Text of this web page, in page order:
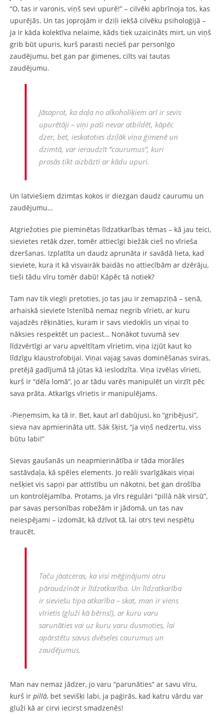
“O, tas ir varonis, viņš sevi upurē!” – cilvēki apbrīnoja tos, kas
upurējās. Un tas joprojām ir dziļi iekšā cilvēku psiholoģijā –
ja ir kāda kolektīva nelaime, kāds tiek uzaicināts mirt, un viņš
grib būt upuris, kurš parasti necieš par personīgo
zaudējumu, bet gan par ģimenes, cilts vai tautas
zaudējumu.
Jāsaprot, ka daļa no alkoholiķiem arī ir sevis
upurētāji – viņi paši nevar atbildēt, kāpēc
dzer, bet, ieskatoties dziļāk viņa ģimenē un
dzimtā, var ieraudzīt “caurumus”, kuri
prasās tiktaizbāzti ar kādu upuri.
Un latviešiem dzimtas kokos ir diezgan daudz caurumu un
zaudējumu…
Atgriežoties pie pieminētas līdzatkarības tēmas – kā jau teici,
sievietes retāk dzer, tomēr attiecīgi biežāk cieš no vīrieša
dzeršanas. Izplatīta un daudz aprunāta ir savādā lieta, kad
sieviete, kura it kā visvairāk baidās no attiecībām ar dzērāju,
tieši tādu vīru tomēr dabū! Kāpēc tā notiek?
Tam nav tik viegli pretoties, jo tas jau ir zemapziņā – senā,
arhaiskā sieviete īstenībā nemaz negrib vīrieti, ar kuru
vajadzēs rēķināties, kuram ir savs viedoklis un viņai to
nāksies respektēt un paciest… Nonākot tuvumā sev
līdzvērtīgi ar varu apveltītam vīrietim, viņa izjūt kaut ko
līdzīgu klaustrofobijai. Viņai vajag savas dominēšanas sviras,
pretējā gadījumā tā jūtas kā ieslodzīta. Viņa izvēlas vīrieti,
kurš ir “dēla lomā”, jo ar tādu varēs manipulēt un virzīt pēc
sava prāta. Atkarīgs vīrietis ir manipulējams.
-Pieņemsim, ka tā ir. Bet, kaut arī dabūjusi, ko “gribējusi”,
sieva nav apmierināta utt. Sāk šķist, “ja viņš nedzertu, viss
būtu labi!”
Sievas gaušanās un neapmierinātība ir tāda morāles
sastāvdaļa, kā spēles elements. Jo reāli svarīgākais viņai
nešķiet vis sapņi par attīstību un nākotni, bet gan drošība
un kontrolējamība. Protams, ja vīrs regulāri “pillā nāk virsū”,
par savas personības robežām ir jādomā, un tas nav
neiespējami – izdomāt, kā dzīvot tā, lai otrs tevi nespētu
traucēt.
Taču jāatceras, ka visi mēģinājumi otru
pāraudzināt ir līdzatkarība. Un līdzatkarība
ir sieviešu tipa atkarība – skat, man ir viens
vīrietis (gluži kā bērns!), ar kuru varu
sarunāties vai uz kuru varu dusmoties, lai
apārstētu savus dvēseles caurumus un
zaudējumus.
Man nav nemaz jādzer, jo varu “parunāties” ar savu vīru,
kurš ir pillā, bet sevišķi labi, ja paģirās, kad katru vārdu var
gluži kā ar cirvi iecirst smadzenēs!